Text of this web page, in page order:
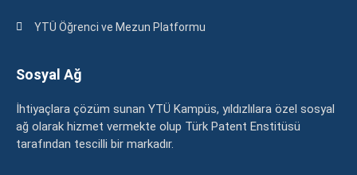
YTÜ Öğrenci ve Mezun Platformu
Sosyal Ağ
İhtiyaçlara çözüm sunan YTÜ Kampüs, yıldızlılara özel sosyal
ağ olarak hizmet vermekte olup Türk Patent Enstitüsü
tarafından tescilli bir markadır.